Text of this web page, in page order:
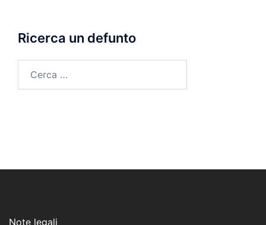
Ricerca un defunto
Note legali